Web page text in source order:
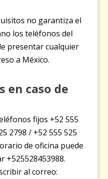
no garantiza el
los teléfonos del
presentar cualquier
a México.
en caso de
fijos +52 555
2798 / +52 555 525
de oficina puede
+525528453988.
al correo: